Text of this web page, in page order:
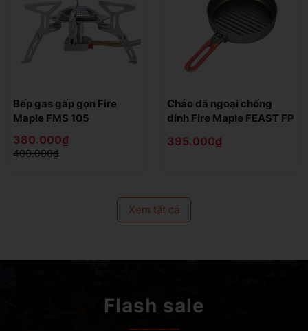
Bếp gas gấp gọn Fire
Maple FMS 105
380.000₫
400.000₫
Chảo dã ngoại chống
dính Fire Maple FEAST FP
395.000₫
Xem tất cả
Flash sale